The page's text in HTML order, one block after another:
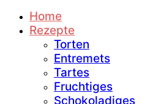
Home
Rezepte
Torten
Entremets
Tartes
Fruchtiges
Schokoladiges